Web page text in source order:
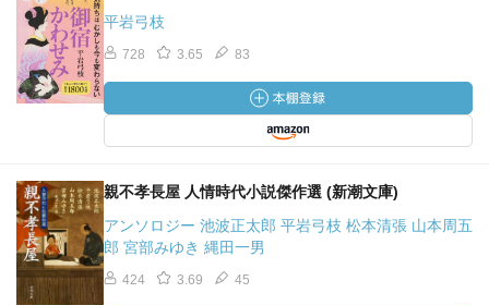
平岩弓枝
728 3.65 83
親不孝長屋 人情時代小説傑作選 (新潮文庫)
アンソロジー 池波正太郎 平岩弓枝 松本清張 山本周五
郎 宮部みゆき 縄田一男
424 3.69 45